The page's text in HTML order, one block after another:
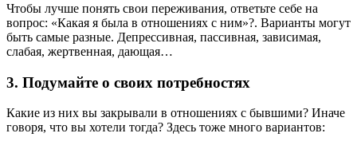
Чтобы лучше понять свои переживания, ответьте себе на
вопрос: «Какая я была в отношениях с ним»?. Варианты могут
быть самые разные. Депрессивная, пассивная, зависимая,
слабая, жертвенная, дающая…
3. Подумайте о своих потребностях
Какие из них вы закрывали в отношениях с бывшими? Иначе
говоря, что вы хотели тогда? Здесь тоже много вариантов: